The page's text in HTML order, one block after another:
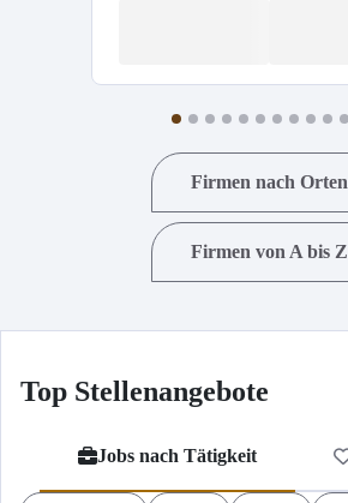
Firmen nach Orten
Firmen von A bis Z
Top Stellenangebote
Jobs nach Tätigkeit